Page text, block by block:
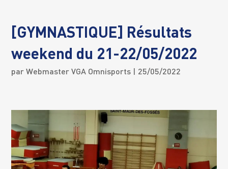
[GYMNASTIQUE] Résultats
weekend du 21-22/05/2022
parWebmaster VGA Omnisports | 25/05/2022